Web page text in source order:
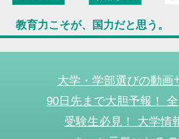
教育力こそが、国力だと思う。
大学・学部選びの動画
90日先まで大胆予報！
受験生必見！ 大学情